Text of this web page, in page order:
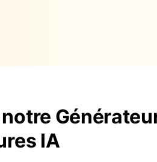
IA